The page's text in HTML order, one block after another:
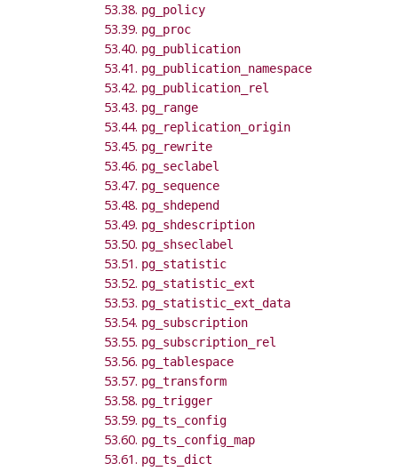
53.38. pg_policy
53.39. pg_proc
53.40. pg_publication
53.41. pg_publication_namespace
53.42. pg_publication_rel
53.43. pg_range
53.44. pg_replication_origin
53.45. pg_rewrite
53.46. pg_seclabel
53.47. pg_sequence
53.48. pg_shdepend
53.49. pg_shdescription
53.50. pg_shseclabel
53.51. pg_statistic
53.52. pg_statistic_ext
53.53. pg_statistic_ext_data
53.54. pg_subscription
53.55. pg_subscription_rel
53.56. pg_tablespace
53.57. pg_transform
53.58. pg_trigger
53.59. pg_ts_config
53.60. pg_ts_config_map
53.61. pg_ts_dict